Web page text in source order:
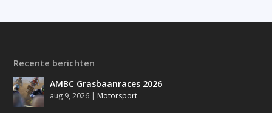
Recente berichten
AMBC Grasbaanraces 2026
aug 9, 2026 | Motorsport